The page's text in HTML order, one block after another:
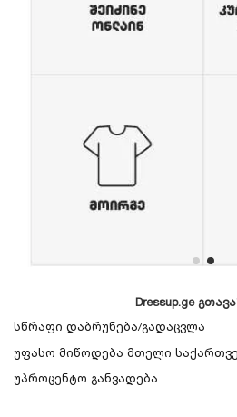
Dressup.ge
სწრაფი დაბრუნება/გადაცვლა
უფასო მიწოდება მთელი
უპროცენტო განვადება